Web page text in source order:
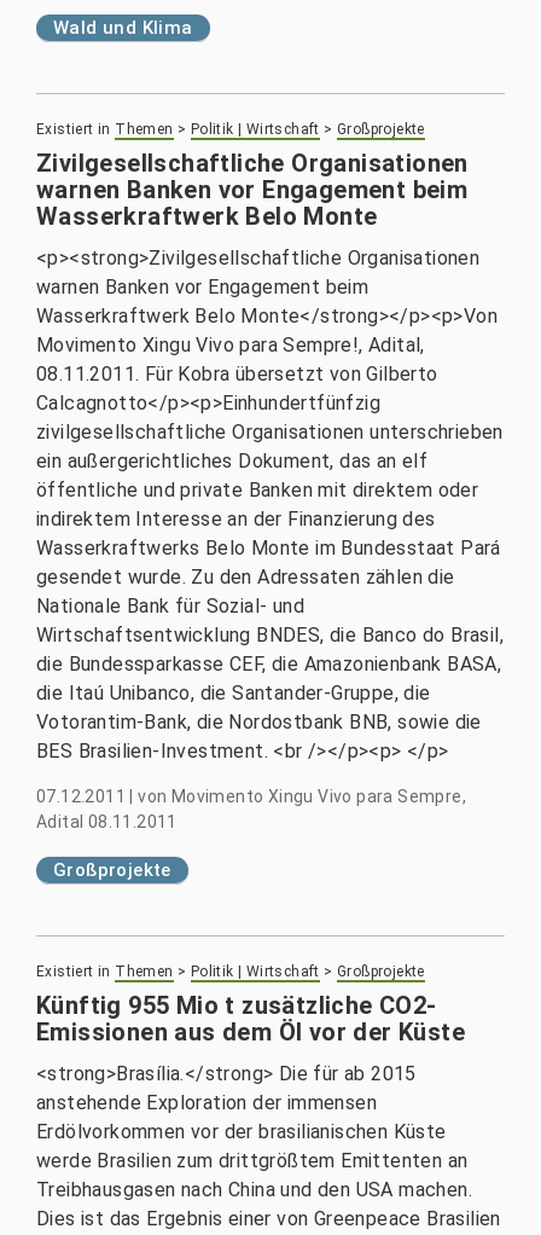
Wald und Klima
Existiert in Themen > Politik | Wirtschaft >Großprojekte
Zivilgesellschaftliche Organisationen
warnen Banken vor Engagement beim
Wasserkraftwerk Belo Monte
<p><strong>Zivilgesellschaftliche Organisationen
warnen Banken vor Engagement beim
Wasserkraftwerk Belo Monte</strong></p><p>Von
Movimento Xingu Vivo para Sempre!, Adital,
08.11.2011. Für Kobra übersetzt von Gilberto
Calcagnotto</p><p>Einhundertfünfzig
zivilgesellschaftliche Organisationen unterschrieben
ein außergerichtliches Dokument, das an elf
öffentliche und private Banken mit direktem oder
indirektem Interesse an der Finanzierung des
Wasserkraftwerks Belo Monte im Bundesstaat Pará
gesendet wurde. Zu den Adressaten zählen die
Nationale Bank für Sozial- und
Wirtschaftsentwicklung BNDES, die Banco do Brasil,
die Bundessparkasse CEF, die Amazonienbank BASA,
die Itaú Unibanco, die Santander-Gruppe, die
Votorantim-Bank, die Nordostbank BNB, sowie die
BES Brasilien-Investment. <br /></p><p> </p>
07.12.2011 |von Movimento Xingu Vivo para Sempre,
Adital 08.11.2011
Großprojekte
Existiert in Themen > Politik | Wirtschaft >Großprojekte
Künftig 955 Mio t zusätzliche CO2-
Emissionen aus dem Öl vor der Küste
<strong>Brasília.</strong> Die für ab 2015
anstehende Exploration der immensen
Erdölvorkommen vor der brasilianischen Küste
werde Brasilien zum drittgrößtem Emittenten an
Treibhausgasen nach China und den USA machen.
Dies ist das Ergebnis einer von Greenpeace Brasilien